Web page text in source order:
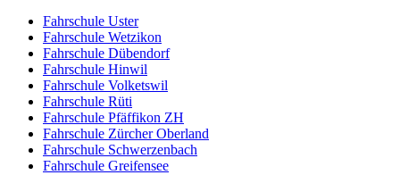
Fahrschule Uster
Fahrschule Wetzikon
Fahrschule Dübendorf
Fahrschule Hinwil
Fahrschule Volketswil
Fahrschule Rüti
Fahrschule Pfäffikon ZH
Fahrschule Zürcher Oberland
Fahrschule Schwerzenbach
Fahrschule Greifensee